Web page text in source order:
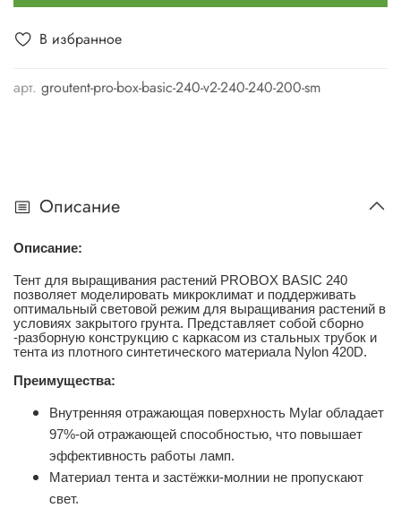
В избранное
арт. groutent-pro-box-basic-240-v2-240-240-200-sm
Описание
Описание:
Тент для выращивания растений PROBOX BASIC 240
позволяет моделировать микроклимат и поддерживать
оптимальный световой режим для выращивания растений в
условиях закрытого грунта. Представляет собой сборно
-разборную конструкцию с каркасом из стальных трубок и
тента из плотного синтетического материала Nylon 420D.
Преимущества:
Внутренняя отражающая поверхность Mylar обладает
97%-ой отражающей способностью, что повышает
эффективность работы ламп.
Материал тента и застёжки-молнии не пропускают
свет.